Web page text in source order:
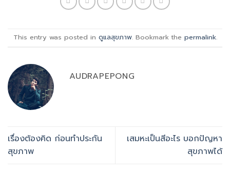
This entry was posted in ดูแลสุขภาพ. Bookmark the permalink.
AUDRAPEPONG
เรื่องต้องคิด ก่อนทำประกัน
สุขภาพ
เสมหะเป็นสีอะไร บอกปัญหา
สุขภาพได้